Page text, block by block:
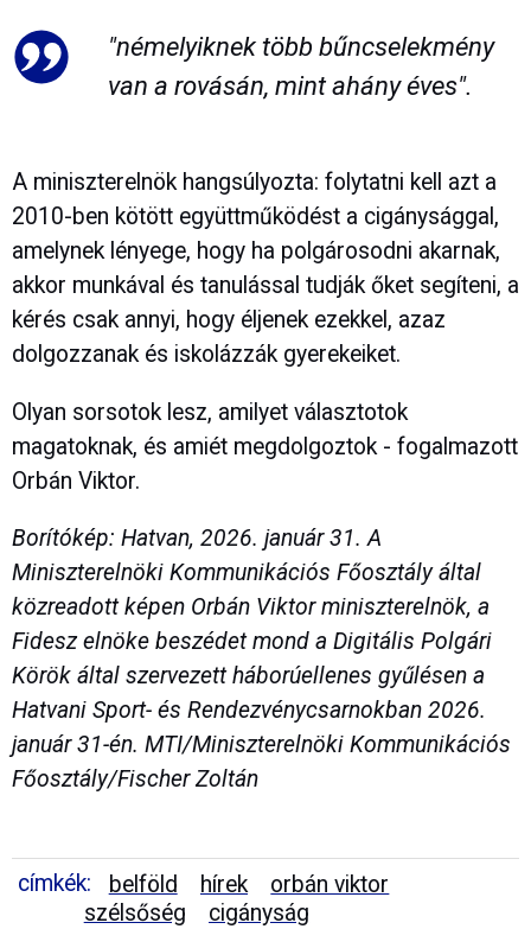
"némelyiknek több bűncselekmény
van a rovásán, mint ahány éves".
A miniszterelnök hangsúlyozta: folytatni kell azt a
2010-ben kötött együttműködést a cigánysággal,
amelynek lényege, hogy ha polgárosodni akarnak,
akkor munkával és tanulással tudják őket segíteni, a
kérés csak annyi, hogy éljenek ezekkel, azaz
dolgozzanak és iskolázzák gyerekeiket.
Olyan sorsotok lesz, amilyet választotok
magatoknak, és amiét megdolgoztok - fogalmazott
Orbán Viktor.
Borítókép: Hatvan, 2026. január 31. A
Miniszterelnöki Kommunikációs Főosztály által
közreadott képen Orbán Viktor miniszterelnök, a
Fidesz elnöke beszédet mond a Digitális Polgári
Körök által szervezett háborúellenes gyűlésen a
Hatvani Sport- és Rendezvénycsarnokban 2026.
január 31-én. MTI/Miniszterelnöki Kommunikációs
Főosztály/Fischer Zoltán
címkék: belföld hírek
orbán viktor
szélsőség
cigányság